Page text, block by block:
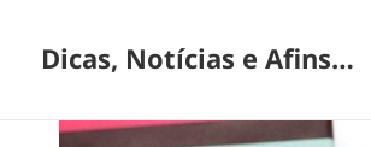
Dicas, Notícias e Afins…